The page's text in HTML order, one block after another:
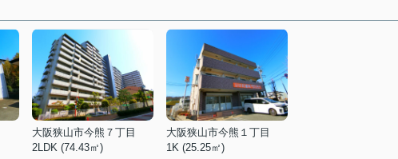
大阪狭山市今熊７丁目
2LDK (74.43㎡)
大阪狭山市今熊１丁目
1K (25.25㎡)